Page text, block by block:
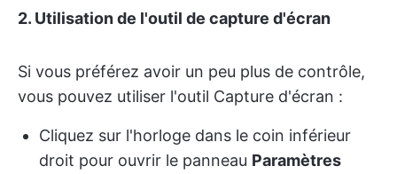
2. Utilisation de l'outil de capture d'écran
Si vous préférez avoir un peu plus de contrôle,
vous pouvez utiliser l'outil Capture d'écran :
Cliquez sur l'horloge dans le coin inférieur
droit pour ouvrir le panneau Paramètres